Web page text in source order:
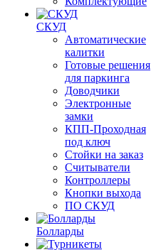
СКУД
Автоматические
калитки
Готовые решения
для паркинга
Доводчики
Электронные
замки
КПП-Проходная
под ключ
Стойки на заказ
Считыватели
Контроллеры
Кнопки выхода
ПО СКУД
Болларды